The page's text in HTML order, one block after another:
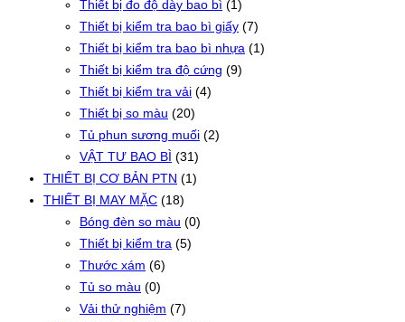
Thiết bị đo độ dày bao bì (1)
Thiết bị kiểm tra bao bì giấy (7)
Thiết bị kiểm tra bao bì nhựa (1)
Thiết bị kiểm tra độ cứng (9)
Thiết bị kiểm tra vải (4)
Thiết bị so màu (20)
Tủ phun sương muối (2)
VẬT TƯ BAO BÌ (31)
THIẾT BỊ CƠ BẢN PTN (1)
THIẾT BỊ MAY MẶC (18)
Bóng đèn so màu (0)
Thiết bị kiểm tra (5)
Thước xám (6)
Tủ so màu (0)
Vải thử nghiệm (7)